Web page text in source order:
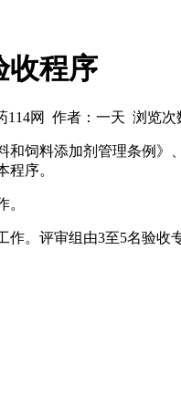
收程序
114网 作者：一天 浏览次
饲料添加剂管理条例
序。
。
。评审组由3至5名验